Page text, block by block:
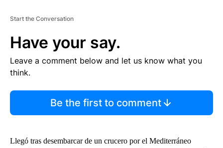
Start the Conversation
Have your say.
Leave a comment below and let us know what you
think.
Be the first to comment
Llegó tras desembarcar de un crucero por el Mediterráneo